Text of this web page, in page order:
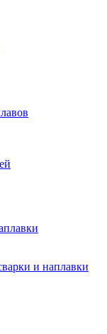
и наплавки